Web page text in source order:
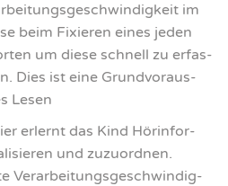
im
beim Fixie­ren eines jeden
um die­se schnell zu erfas­
Dies ist eine Grund­vor­aus­
Lesen
erlernt das Kind Hör­in­for­
und zuzu­ord­nen.
Ver­ar­bei­tungs­ge­schwin­dig­